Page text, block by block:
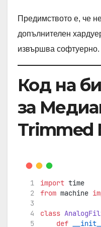
Предимството е, че
допълнителен
извършва софтуерно.
Код на
за
Trimmed
import time
from machine
class
def
__init__